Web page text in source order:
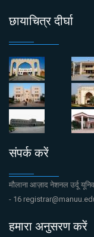
छायाचित्र दीर्घा
संपर्क करें
मौलाना आज़ाद नेशनल उर्दू
- 16
हमारा अनुसरण करें